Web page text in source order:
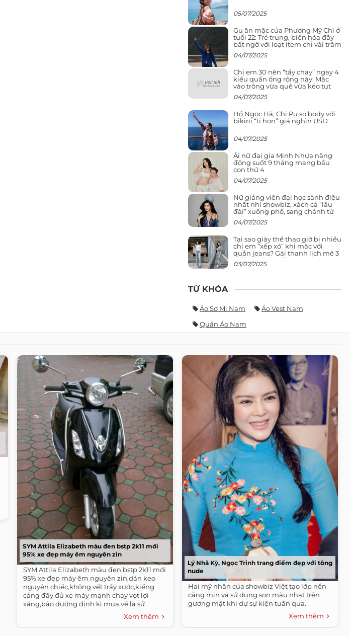
05/07/2025
Gu ăn mặc của Phương Mỹ Chi ở
tuổi 22: Trẻ trung, biến hóa đầy
bất ngờ với loạt item chỉ vài trăm
nghìn đã mua được
04/07/2025
Chị em 30 nên “tẩy chay” ngay 4
kiểu quần ống rộng này: Mặc
vào trông vừa quê vừa kéo tụt
chiều cao
04/07/2025
Hồ Ngọc Hà, Chi Pu so body với
bikini “tí hon” giá nghìn USD
04/07/2025
Ái nữ đại gia Minh Nhựa năng
động suốt 9 tháng mang bầu
con thứ 4
04/07/2025
Nữ giảng viên đại học sành điệu
nhất nhì showbiz, xách cả “lâu
đài” xuống phố, sang chảnh từ
giảng đường ra phố khó ai đọ lại
04/07/2025
Tại sao giày thể thao giờ bị nhiều
chị em “xếp xó” khi mặc với
quần jeans? Gái thanh lịch mê 3
kiểu này hơn hẳn
03/07/2025
TỪ KHÓA
Áo Sơ Mi Nam
Áo Vest Nam
Quần Áo Nam
SYM Attila Elizabeth màu đen bstp 2k11 mới
95% xe đẹp máy êm nguyên zin
SYM Attila Elizabeth màu đen bstp 2k11 mới
95% xe đẹp máy êm nguyên zin,dán keo
nguyên chiếc,không vết trầy xước,kiếng
cảng đầy đủ xe máy mạnh chạy vọt lợi
xăng,bảo dưỡng định kì mua về là sử
Xem thêm
Lý Nhã Kỳ, Ngọc Trinh trang điểm đẹp với tông
nude
Hai mỹ nhân của showbiz Việt tạo lớp nền
căng mịn và sử dụng son màu nhạt trên
gương mặt khi dự sự kiện tuần qua.
Xem thêm